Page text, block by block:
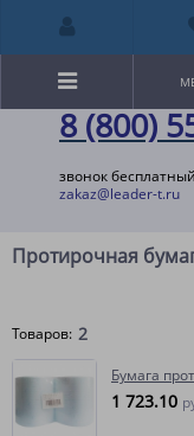
8 (800)
звонок
zakaz@leader-t.ru
Протирочная
Товаров: 2
Бумага
1 723.10